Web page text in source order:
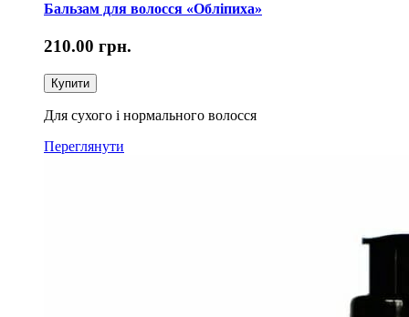
Бальзам для волосся «Обліпиха»
210.00 грн.
Купити
Для сухого і нормального волосся
Переглянути